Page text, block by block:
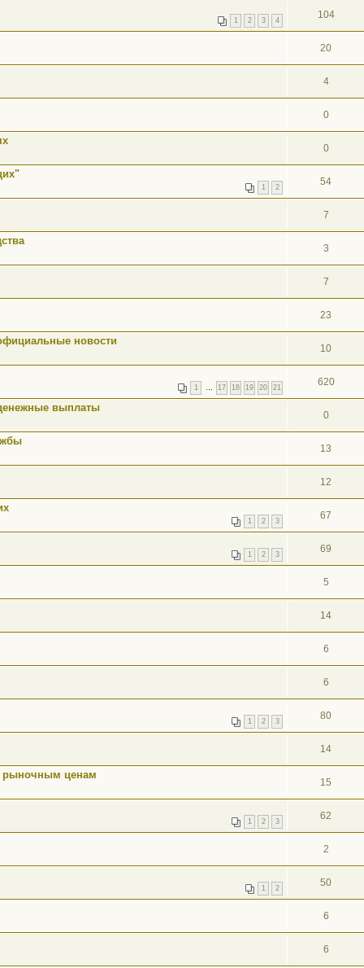
1 2 3 4 104
20
4
0
0
1 2 54
7
3
7
23
новости
10
1 … 17 18 19 20 21 620
выплаты
0
13
12
1 2 3 67
1 2 3 69
5
14
6
6
1 2 3 80
14
рыночным ценам
15
1 2 3 62
2
1 2 50
6
6